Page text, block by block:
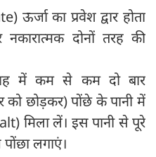
ऊर्जा का प्रवेश द्वार होता
दोनों तरह की
में कम से कम दो बार
को छोड़कर) पोंछे के पानी में
मिला लें। इस पानी से पूरे
लगाएं।